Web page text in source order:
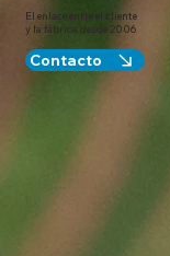
El enlace entre el cliente
y la fábrica desde 2006
Contacto